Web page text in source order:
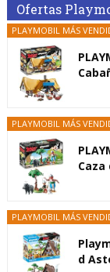
Ofertas
PLAYMOBIL MÁS
PLAYMOBIL MÁS
Caza
PLAYMOBIL MÁS
d